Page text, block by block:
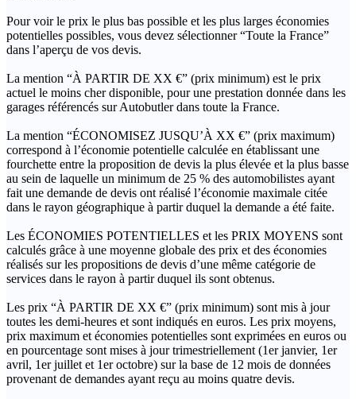
Pour voir le prix le plus bas possible et les plus larges économies
potentielles possibles, vous devez sélectionner “Toute la France”
dans l’aperçu de vos devis.
La mention “À PARTIR DE XX €” (prix minimum) est le prix
actuel le moins cher disponible, pour une prestation donnée dans les
garages référencés sur Autobutler dans toute la France.
La mention “ÉCONOMISEZ JUSQU’À XX €” (prix maximum)
correspond à l’économie potentielle calculée en établissant une
fourchette entre la proposition de devis la plus élevée et la plus basse
au sein de laquelle un minimum de 25 % des automobilistes ayant
fait une demande de devis ont réalisé l’économie maximale citée
dans le rayon géographique à partir duquel la demande a été faite.
Les ÉCONOMIES POTENTIELLES et les PRIX MOYENS sont
calculés grâce à une moyenne globale des prix et des économies
réalisés sur les propositions de devis d’une même catégorie de
services dans le rayon à partir duquel ils sont obtenus.
Les prix “À PARTIR DE XX €” (prix minimum) sont mis à jour
toutes les demi-heures et sont indiqués en euros. Les prix moyens,
prix maximum et économies potentielles sont exprimées en euros ou
en pourcentage sont mises à jour trimestriellement (1er janvier, 1er
avril, 1er juillet et 1er octobre) sur la base de 12 mois de données
provenant de demandes ayant reçu au moins quatre devis.